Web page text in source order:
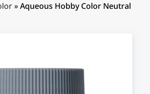
»Aqueous Hobby Color Neutral